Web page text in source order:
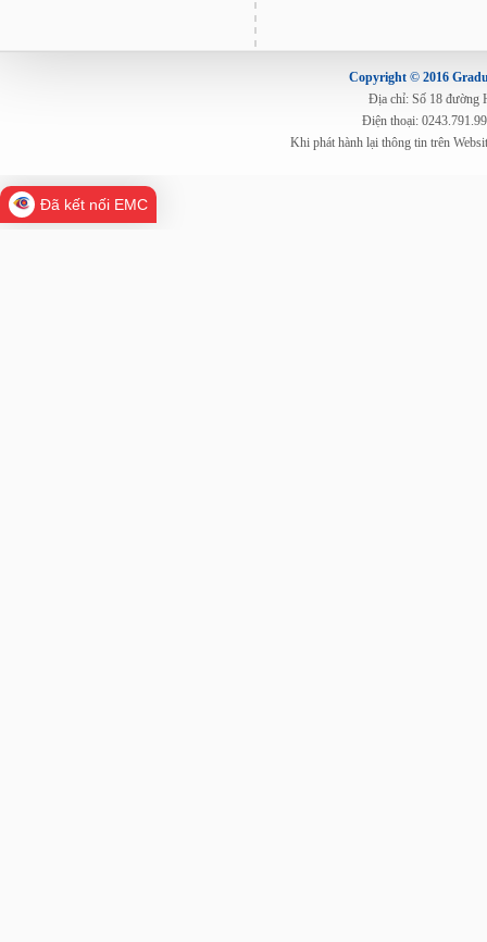
Copyright © 2016
Địa chỉ: Số 18 đường
Điện thoại:
Khi phát hành lại thông tin trên
Đã kết nối EMC